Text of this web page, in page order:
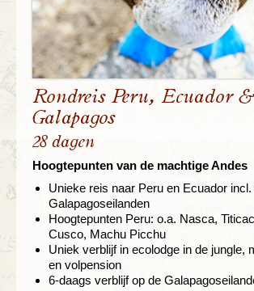
Rondreis Peru, Ecuador &
Galapagos
28 dagen
Hoogtepunten van de machtige Andes
Unieke reis naar Peru en Ecuador incl.
Galapagoseilanden
Hoogtepunten Peru: o.a. Nasca,
Cusco, Machu Picchu
Uniek verblijf in ecolodge in de jungle,
en volpension
6-daags verblijf op de